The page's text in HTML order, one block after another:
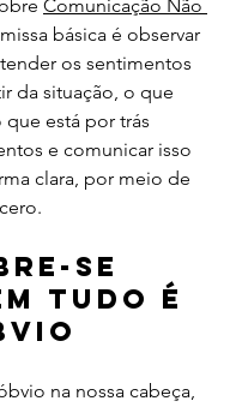
Comunicação Não
básica é observar
os sentimentos
da situação, o que
está por trás
e comunicar isso
clara, por meio de
se
tudo é
na nossa cabeça,